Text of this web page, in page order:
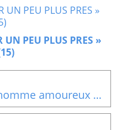
UN PEU PLUS PRES »
CONTES DIVERS : Le jeune homme amoureux d'une chatte